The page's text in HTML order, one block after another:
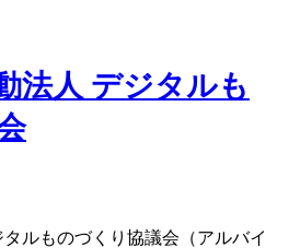
法人 デジタルも
ルものづくり協議会（アルバイ